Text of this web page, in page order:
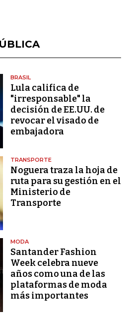
BRASIL
Lula califica de
"irresponsable" la
decisión de EE.UU. de
revocar el visado de
embajadora
TRANSPORTE
Noguera traza la hoja de
ruta para su gestión en el
Ministerio de
Transporte
MODA
Santander Fashion
Week celebra nueve
años como una de las
plataformas de moda
más importantes